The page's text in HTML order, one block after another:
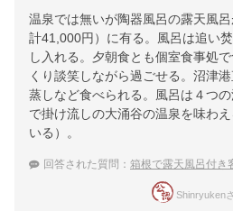
温泉では無いが陶器風呂の露天風
計41,000円）に有る。風呂は追い
し入れる。夕朝食とも個室食事処
くり談笑しながら過ごせる。沼津
蒸しなど食べられる。風呂は４つの
で掛け流しの大涌谷の温泉を味わ
いる）。
回答された質問： 箱根で露天風呂付き客室に
Shinryuken